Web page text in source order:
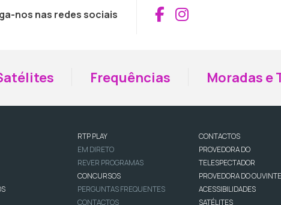
nos nas redes sociais Aceder ao
Aceder ao
Frequências Moradas e
RTP PLAY
EM DIRETO
REVER PROGRAMAS
CONCURSOS
PERGUNTAS FREQUENTES
CONTACTOS
CONTACTOS
PROVEDORA DO
TELESPECTADOR
PROVEDORA DO OUVINTE
ACESSIBILIDADES
SATÉLITES